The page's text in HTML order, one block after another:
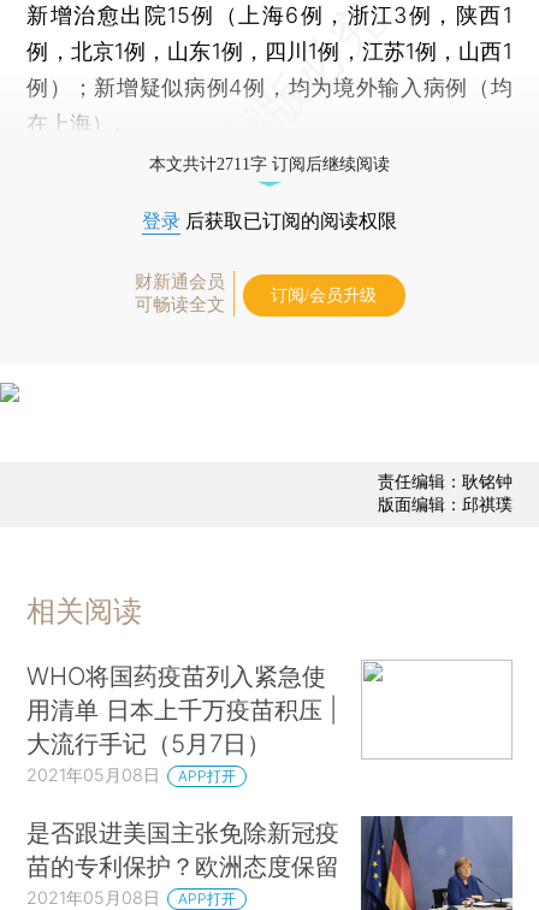
新增治愈出院15例（上海6例，浙江3例，陕西1
例，北京1例，山东1例，四川1例，江苏1例，山西1
例）；新增疑似病例4例，均为境外输入病例（均
在上海）。
本文共计2711字 订阅后继续阅读
登录 后获取已订阅的阅读权限
财新通会员
可畅读全文
订阅/会员升级
责任编辑：耿铭钟
版面编辑：邱祺璞
相关阅读
WHO将国药疫苗列入紧急使
用清单 日本上千万疫苗积压 |
大流行手记（5月7日）
2021年05月08日 APP打开
是否跟进美国主张免除新冠疫
苗的专利保护？欧洲态度保留
2021年05月08日 APP打开